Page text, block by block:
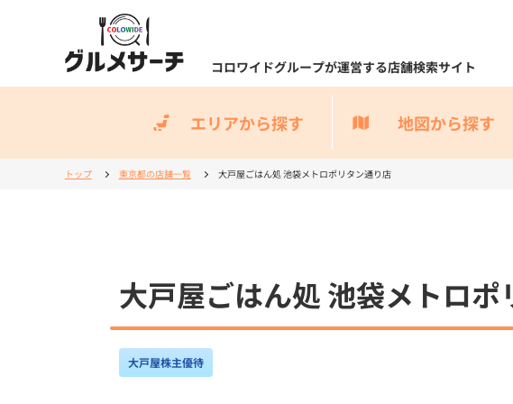
コロワイドグループが運営する店舗検索サイト
エリアから探す 地図から探す
トップ 東京都の店舗一覧 大戸屋ごはん処 池袋メトロポリタン通り店
大戸屋ごはん処 池袋メトロポ
大戸屋株主優待